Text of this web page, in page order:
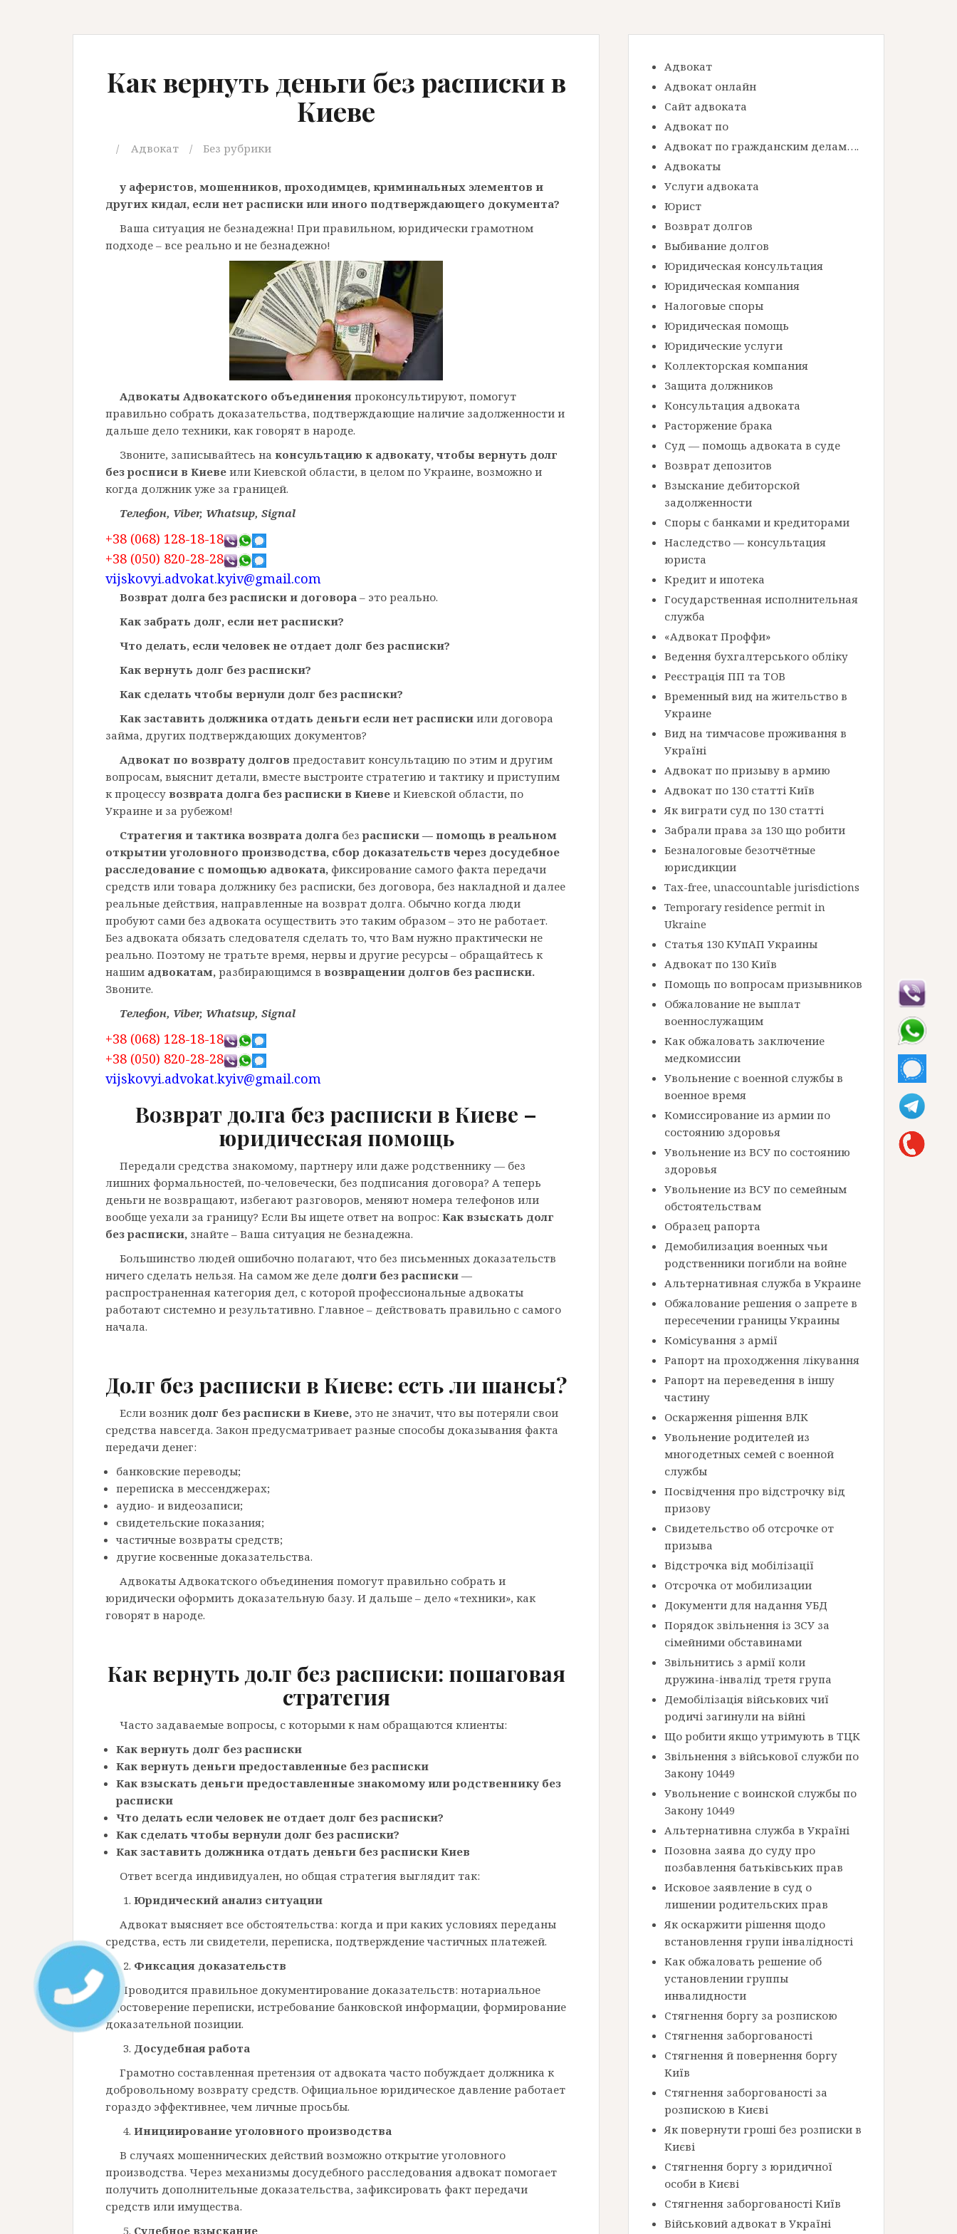
Как вернуть деньги без расписки в
Киеве
Адвокат Без рубрики
у аферистов, мошенников, проходимцев, криминальных элементов и
других кидал, если нет расписки или иного подтверждающего документа?
Ваша ситуация не безнадежна! При правильном, юридически грамотном
подходе – все реально и не безнадежно!
Адвокаты Адвокатского объединения проконсультируют, помогут
правильно собрать доказательства, подтверждающие наличие задолженности и
дальше дело техники, как говорят в народе.
Звоните, записывайтесь на консультацию к адвокату, чтобы вернуть долг
без росписи в Киеве или Киевской области, в целом по Украине, возможно и
когда должник уже за границей.
Телефон, Viber, Whatsup, Signal
+38 (068) 128-18-18
+38 (050) 820-28-28
vijskovyi.advokat.kyiv@gmail.com
Возврат долга без расписки и договора – это реально.
Как забрать долг, если нет расписки?
Что делать, если человек не отдает долг без расписки?
Как вернуть долг без расписки?
Как сделать чтобы вернули долг без расписки?
Как заставить должника отдать деньги если нет расписки или договора
займа, других подтверждающих документов?
Адвокат по возврату долгов предоставит консультацию по этим и другим
вопросам, выяснит детали, вместе выстроите стратегию и тактику и приступим
к процессу возврата долга без расписки в Киеве и Киевской области, по
Украине и за рубежом!
Стратегия и тактика возврата долга безрасписки — помощь в реальном
открытии уголовного производства, сбор доказательств через досудебное
расследование с помощью адвоката, фиксирование самого факта передачи
средств или товара должнику без расписки, без договора, без накладной и далее
реальные действия, направленные на возврат долга. Обычно когда люди
пробуют сами без адвоката осуществить это таким образом – это не работает.
Без адвоката обязать следователя сделать то, что Вам нужно практически не
реально. Поэтому не тратьте время, нервы и другие ресурсы – обращайтесь к
нашим адвокатам, разбирающимся в возвращении долгов без расписки.
Звоните.
Телефон, Viber, Whatsup, Signal
+38 (068) 128-18-18
+38 (050) 820-28-28
vijskovyi.advokat.kyiv@gmail.com
Возврат долга без расписки в Киеве –
юридическая помощь
Передали средства знакомому, партнеру или даже родственнику — без
лишних формальностей, по-человечески, без подписания договора? А теперь
деньги не возвращают, избегают разговоров, меняют номера телефонов или
вообще уехали за границу? Если Вы ищете ответ на вопрос: Как взыскать долг
без расписки, знайте – Ваша ситуация не безнадежна.
Большинство людей ошибочно полагают, что без письменных доказательств
ничего сделать нельзя. На самом же деле долги без расписки —
распространенная категория дел, с которой профессиональные адвокаты
работают системно и результативно. Главное – действовать правильно с самого
начала.
Долг без расписки в Киеве: есть ли шансы?
Если возник долг без расписки в Киеве, это не значит, что вы потеряли свои
средства навсегда. Закон предусматривает разные способы доказывания факта
передачи денег:
банковские переводы;
переписка в мессенджерах;
аудио- и видеозаписи;
свидетельские показания;
частичные возвраты средств;
другие косвенные доказательства.
Адвокаты Адвокатского объединения помогут правильно собрать и
юридически оформить доказательную базу. И дальше – дело «техники», как
говорят в народе.
Как вернуть долг без расписки: пошаговая
стратегия
Часто задаваемые вопросы, с которыми к нам обращаются клиенты:
Как вернуть долг без расписки
Как вернуть деньги предоставленные без расписки
Как взыскать деньги предоставленные знакомому или родственнику без
расписки
Что делать если человек не отдает долг без расписки?
Как сделать чтобы вернули долг без расписки?
Как заставить должника отдать деньги без расписки Киев
Ответ всегда индивидуален, но общая стратегия выглядит так:
Юридический анализ ситуации
Адвокат выясняет все обстоятельства: когда и при каких условиях переданы
средства, есть ли свидетели, переписка, подтверждение частичных платежей.
Фиксация доказательств
Проводится правильное документирование доказательств: нотариальное
удостоверение переписки, истребование банковской информации, формирование
доказательной позиции.
Досудебная работа
Грамотно составленная претензия от адвоката часто побуждает должника к
добровольному возврату средств. Официальное юридическое давление работает
гораздо эффективнее, чем личные просьбы.
Инициирование уголовного производства
В случаях мошеннических действий возможно открытие уголовного
производства. Через механизмы досудебного расследования адвокат помогает
получить дополнительные доказательства, зафиксировать факт передачи
средств или имущества.
Судебное взыскание
Адвокат
Адвокат онлайн
Сайт адвоката
Адвокат по
Адвокат по гражданским делам….
Адвокаты
Услуги адвоката
Юрист
Возврат долгов
Выбивание долгов
Юридическая консультация
Юридическая компания
Налоговые споры
Юридическая помощь
Юридические услуги
Коллекторская компания
Защита должников
Консультация адвоката
Расторжение брака
Суд — помощь адвоката в суде
Возврат депозитов
Взыскание дебиторской
задолженности
Споры с банками и кредиторами
Наследство — консультация
юриста
Кредит и ипотека
Государственная исполнительная
служба
«Адвокат Проффи»
Ведення бухгалтерського обліку
Реєстрація ПП та ТОВ
Временный вид на жительство в
Украине
Вид на тимчасове проживання в
Україні
Адвокат по призыву в армию
Адвокат по 130 статті Київ
Як виграти суд по 130 статті
Забрали права за 130 що робити
Безналоговые безотчётные
юрисдикции
Tax-free, unaccountable jurisdictions
Temporary residence permit in
Ukraine
Статья 130 КУпАП Украины
Адвокат по 130 Київ
Помощь по вопросам призывников
Обжалование не выплат
военнослужащим
Как обжаловать заключение
медкомиссии
Увольнение с военной службы в
военное время
Комиссирование из армии по
состоянию здоровья
Увольнение из ВСУ по состоянию
здоровья
Увольнение из ВСУ по семейным
обстоятельствам
Образец рапорта
Демобилизация военных чьи
родственники погибли на войне
Альтернативная служба в Украине
Обжалование решения о запрете в
пересечении границы Украины
Комісування з армії
Рапорт на проходження лікування
Рапорт на переведення в іншу
частину
Оскарження рішення ВЛК
Увольнение родителей из
многодетных семей с военной
службы
Посвідчення про відстрочку від
призову
Свидетельство об отсрочке от
призыва
Відстрочка від мобілізації
Отсрочка от мобилизации
Документи для надання УБД
Порядок звільнення із ЗСУ за
сімейними обставинами
Звільнитись з армії коли
дружина-інвалід третя група
Демобілізація військових чиї
родичі загинули на війні
Що робити якщо утримують в ТЦК
Звільнення з військової служби по
Закону 10449
Увольнение с воинской службы по
Закону 10449
Альтернативна служба в Україні
Позовна заява до суду про
позбавлення батьківських прав
Исковое заявление в суд о
лишении родительских прав
Як оскаржити рішення щодо
встановлення групи інвалідності
Как обжаловать решение об
установлении группы
инвалидности
Стягнення боргу за розпискою
Стягнення заборгованості
Стягнення й повернення боргу
Київ
Стягнення заборгованості за
розпискою в Києві
Як повернути гроші без розписки в
Києві
Стягнення боргу з юридичної
особи в Києві
Стягнення заборгованості Київ
Військовий адвокат в Україні